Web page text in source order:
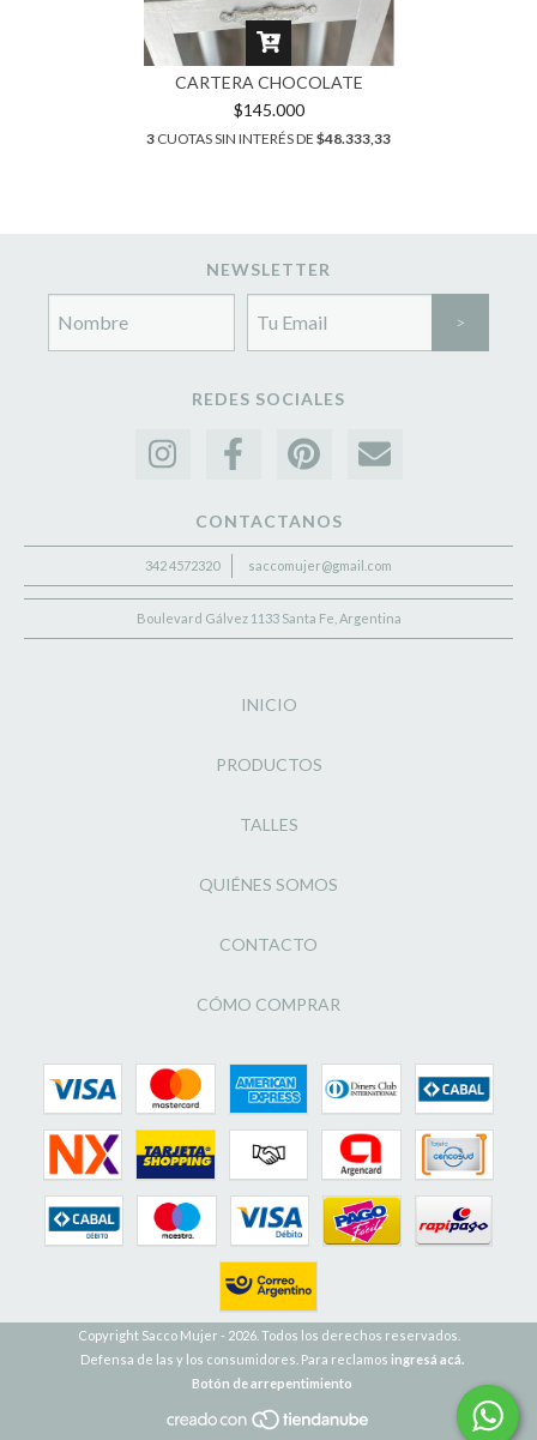
CARTERA CHOCOLATE
$145.000
3 CUOTAS SIN INTERÉS DE $48.333,33
NEWSLETTER
REDES SOCIALES
CONTACTANOS
342 4572320 saccomujer@gmail.com
Boulevard Gálvez 1133 Santa Fe, Argentina
INICIO
PRODUCTOS
TALLES
QUIÉNES SOMOS
CONTACTO
CÓMO COMPRAR
Copyright Sacco Mujer - 2026. Todos los derechos reservados.
Defensa de las y los consumidores. Para reclamos ingresá acá.
Botón de arrepentimiento